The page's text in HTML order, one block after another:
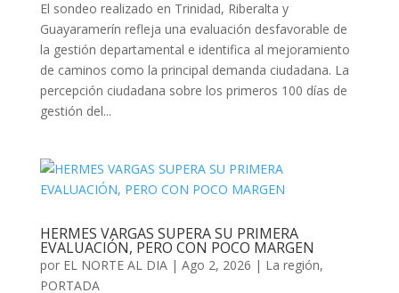
El sondeo realizado en Trinidad, Riberalta y
Guayaramerín refleja una evaluación desfavorable de
la gestión departamental e identifica al mejoramiento
de caminos como la principal demanda ciudadana. La
percepción ciudadana sobre los primeros 100 días de
gestión del...
HERMES VARGAS SUPERA SU PRIMERA
EVALUACIÓN, PERO CON POCO MARGEN
por EL NORTE AL DIA| Ago 2, 2026 | La región,
PORTADA